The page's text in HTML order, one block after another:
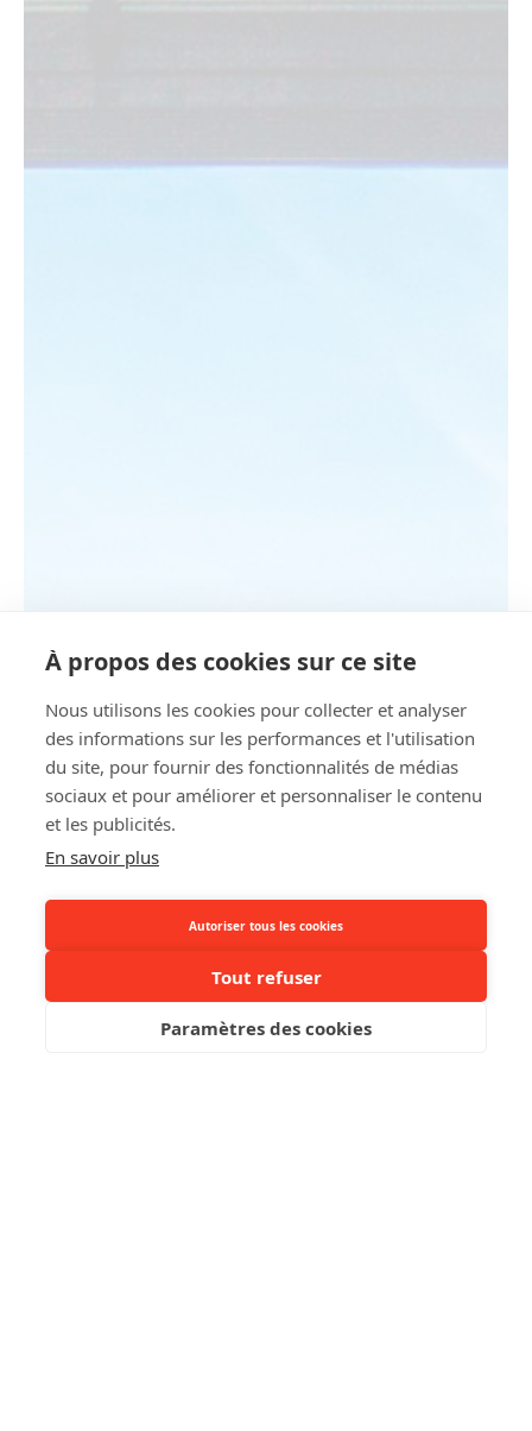
À propos des cookies sur ce site
Nous utilisons les cookies pour collecter et analyser
des informations sur les performances et l'utilisation
du site, pour fournir des fonctionnalités de médias
sociaux et pour améliorer et personnaliser le contenu
et les publicités.
En savoir plus
Autoriser tous les cookies
Tout refuser
Paramètres des cookies